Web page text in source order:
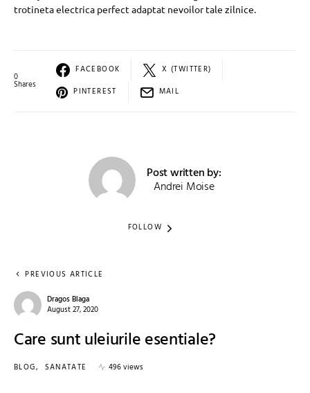
trotineta electrica perfect adaptat nevoilor tale zilnice.
0
Shares
FACEBOOK
X (TWITTER)
PINTEREST
MAIL
Post written by:
Andrei Moise
FOLLOW
PREVIOUS ARTICLE
Dragos Blaga
August 27, 2020
Care sunt uleiurile esentiale?
BLOG SANATATE 496 views